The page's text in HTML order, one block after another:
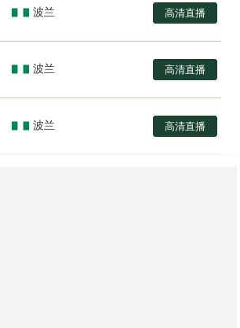
波兰 高清直播
波兰 高清直播
波兰 高清直播